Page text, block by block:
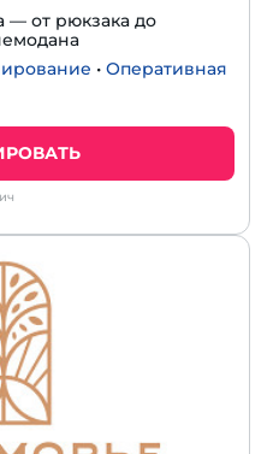
— от рюкзака до
• Оперативная